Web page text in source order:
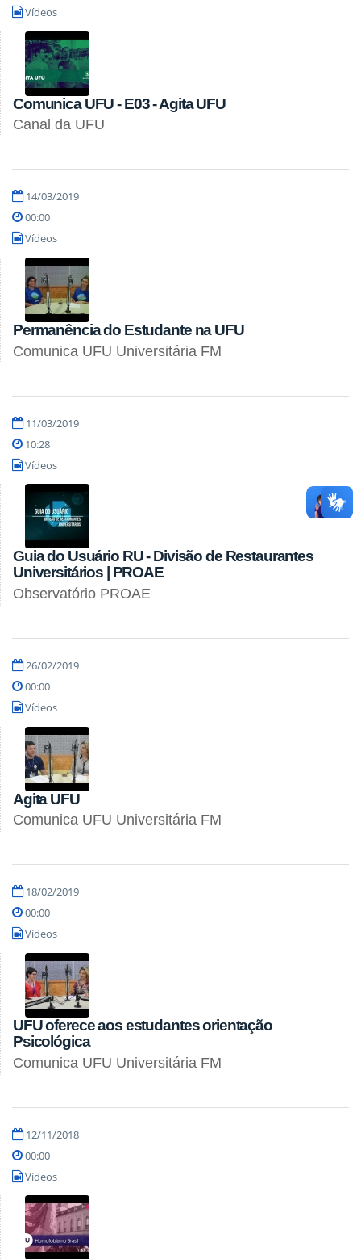
Vídeos
Comunica UFU - E03 - Agita UFU
Canal da UFU
14/03/2019
00:00
Vídeos
Permanência do Estudante na UFU
Comunica UFU Universitária FM
11/03/2019
10:28
Vídeos
Guia do Usuário RU - Divisão de Restaurantes
Universitários | PROAE
Observatório PROAE
26/02/2019
00:00
Vídeos
Agita UFU
Comunica UFU Universitária FM
18/02/2019
00:00
Vídeos
UFU oferece aos estudantes orientação
Psicológica
Comunica UFU Universitária FM
12/11/2018
00:00
Vídeos